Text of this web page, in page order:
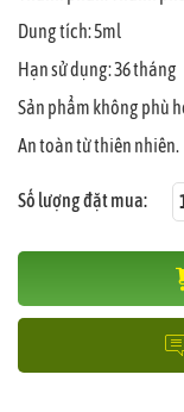
Dung tích: 5ml
Hạn sử dụng: 36 tháng
Sản phẩm không phù
An toàn từ thiên nhiên.
Số lượng đặt mua: